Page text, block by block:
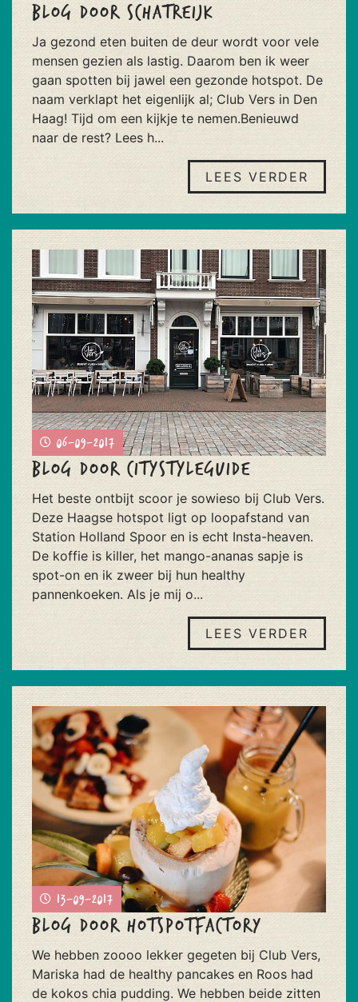
Blog door Schatreijk
Ja gezond eten buiten de deur wordt voor vele
mensen gezien als lastig. Daarom ben ik weer
gaan spotten bij jawel een gezonde hotspot. De
naam verklapt het eigenlijk al; Club Vers in Den
Haag! Tijd om een kijkje te nemen.Benieuwd
naar de rest? Lees h...
LEES VERDER
06-09-2017
Blog door CityStyleGuide
Het beste ontbijt scoor je sowieso bij Club Vers.
Deze Haagse hotspot ligt op loopafstand van
Station Holland Spoor en is echt Insta-heaven.
De koffie is killer, het mango-ananas sapje is
spot-on en ik zweer bij hun healthy
pannenkoeken. Als je mij o...
LEES VERDER
13-09-2017
Blog door Hotspotfactory
We hebben zoooo lekker gegeten bij Club Vers,
Mariska had de healthy pancakes en Roos had
de kokos chia pudding. We hebben beide zitten